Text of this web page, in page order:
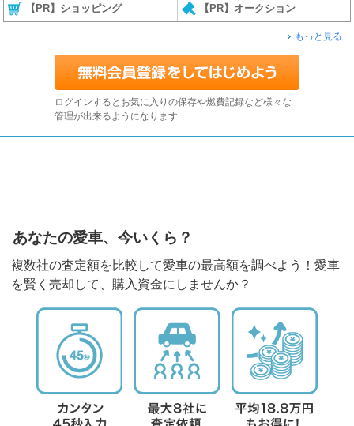
【PR】ショッピング 【PR】オークション
もっと見る
ログインするとお気に入りの保存や燃費記録など様々な
管理が出来るようになります
あなたの愛車、今いくら？
複数社の査定額を比較して愛車の最高額を調べよう！愛車
を賢く売却して、購入資金にしませんか？